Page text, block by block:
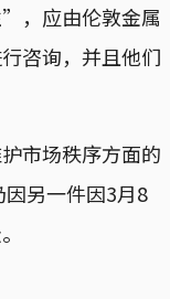
，应由伦敦金属
咨询，并且他们
市场秩序方面的
另一件因3月8